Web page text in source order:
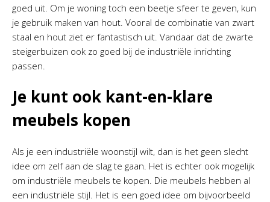
goed uit. Om je woning toch een beetje sfeer te geven, kun
je gebruik maken van hout. Vooral de combinatie van zwart
staal en hout ziet er fantastisch uit. Vandaar dat de zwarte
steigerbuizen ook zo goed bij de industriële inrichting
passen.
Je kunt ook kant-en-klare
meubels kopen
Als je een industriële woonstijl wilt, dan is het geen slecht
idee om zelf aan de slag te gaan. Het is echter ook mogelijk
om industriële meubels te kopen. Die meubels hebben al
een industriële stijl. Het is een goed idee om bijvoorbeeld